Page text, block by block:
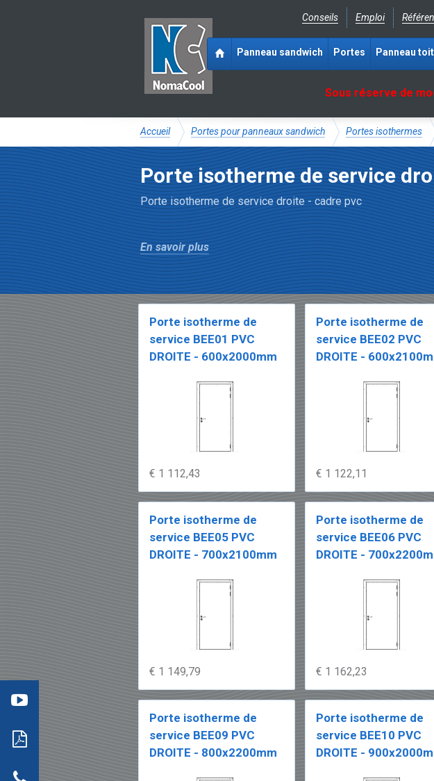
Conseils Emploi
Sous réserve de
Panneau sandwich Portes Panneau
Accueil Portes pour panneaux sandwich Portes isothermes
Porte isotherme de service
Porte isotherme de service droite - cadre pvc
En savoir plus
Porte isotherme de
service BEE01 PVC
DROITE - 600x2000mm
€ 1 112,43
Porte isotherme de
service BEE02 PVC
DROITE -
€ 1 122,11
Porte isotherme de
service BEE05 PVC
DROITE - 700x2100mm
€ 1 149,79
Porte isotherme de
service BEE06 PVC
DROITE -
€ 1 162,23
Porte isotherme de
service BEE09 PVC
DROITE - 800x2200mm
Porte isotherme de
service BEE10 PVC
DROITE -
Open
PDF